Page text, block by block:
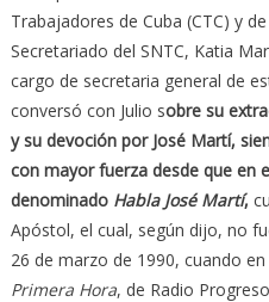
Trabajadores de Cuba (CTC) y
Secretariado del SNTC, Katia
cargo de secretaria general de
conversó con Julio sobre su
y su devoción por José Martí,
con mayor fuerza desde que en
denominado Habla José Martí,
Apóstol, el cual, según dijo, no
26 de marzo de 1990, cuando en
Primera Hora, de Radio